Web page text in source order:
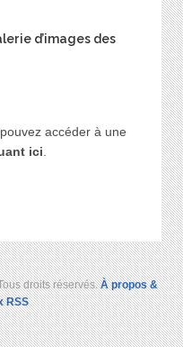
d’images des
accéder à une
ici.
droits réservés.À propos &
RSS